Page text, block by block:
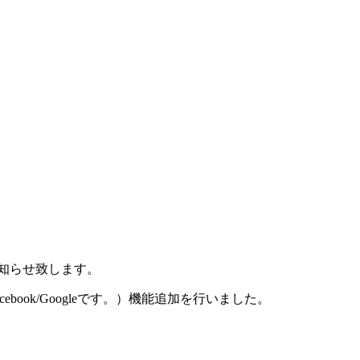
らせ致します。
Googleです。）機能追加を行いました。